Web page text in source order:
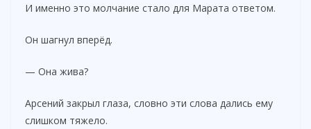
И именно это молчание стало для Марата ответом.
Он шагнул вперёд.
— Она жива?
Арсений закрыл глаза, словно эти слова дались ему
слишком тяжело.